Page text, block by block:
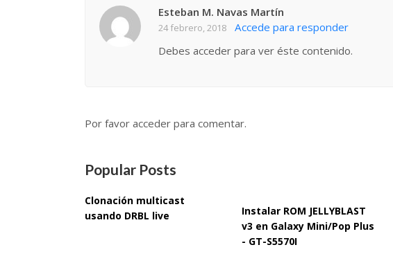
Esteban M. Navas Martín
24 febrero, 2018
Accede para responder
Debes acceder para ver éste contenido.
Por favor acceder para comentar.
Popular Posts
Clonación multicast
usando DRBL live
Instalar ROM JELLYBLAST
v3 en Galaxy Mini/Pop Plus
- GT-S5570I